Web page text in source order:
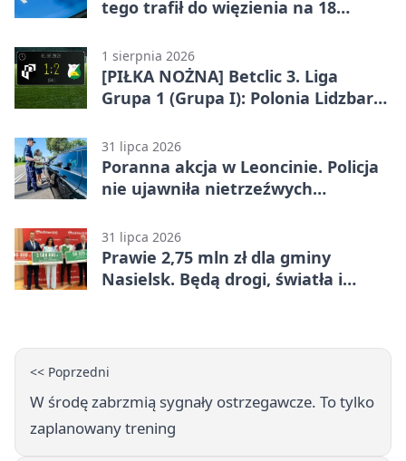
tego trafił do więzienia na 18
1 sierpnia 2026
[PIŁKA NOŻNA] Betclic 3. Liga
Grupa 1 (Grupa I): Polonia Lidzbark
Mazowiecki 1:2
31 lipca 2026
Poranna akcja w Leoncinie. Policja
nie ujawniła nietrzeźwych
31 lipca 2026
Prawie 2,75 mln zł dla gminy
Nasielsk. Będą drogi, światła i
<< Poprzedni
W środę zabrzmią sygnały ostrzegawcze. To tylko
zaplanowany trening